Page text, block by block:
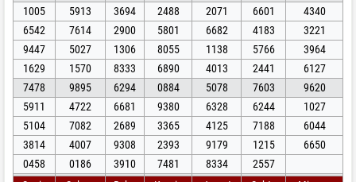
1005
5913 3694 2488 2071 6601
4340
6542
7614 2900 5801 6682 4183
3221
9447
5027 1306 8055 1138 5766
3964
1629
1570 8333 6890 4013 2441
6127
7478
9895 6294 0884 5078 7603
9620
5911
4722 6681 9380 6328 6244
1027
5104
7082 2689 3365 4125 7188
6044
3814
4007 9308 2393 9179 1215
6650
0458
0186 3910 7481 8334
2557